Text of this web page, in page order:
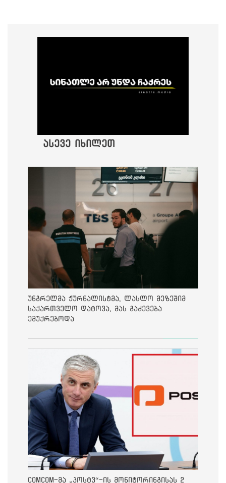
ასევე იხილეთ
უნგრელმა ჟურნალისტმა, ლასლო მეზეშიმ
საქართველო დატოვა, მას გაძევება
ემუქრებოდა
ComCom-მა „პოსტვ“-ის მონიტორინგისას 2